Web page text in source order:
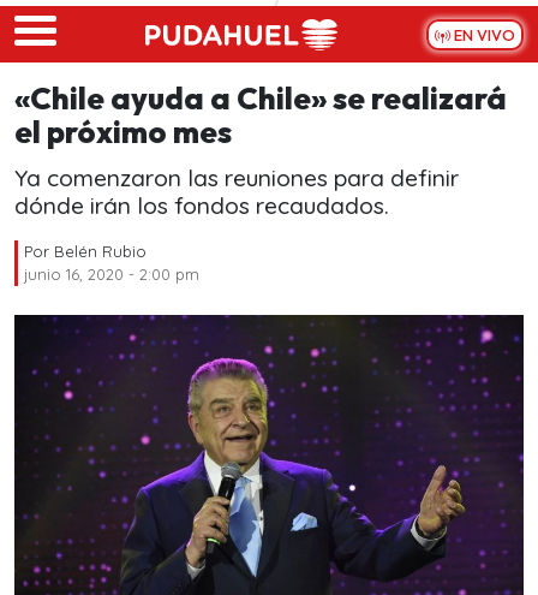
Skip to main content
EN VIVO
«Chile ayuda a Chile» se realizará
el próximo mes
Ya comenzaron las reuniones para definir
dónde irán los fondos recaudados.
Por Belén Rubio
junio 16, 2020 - 2:00 pm